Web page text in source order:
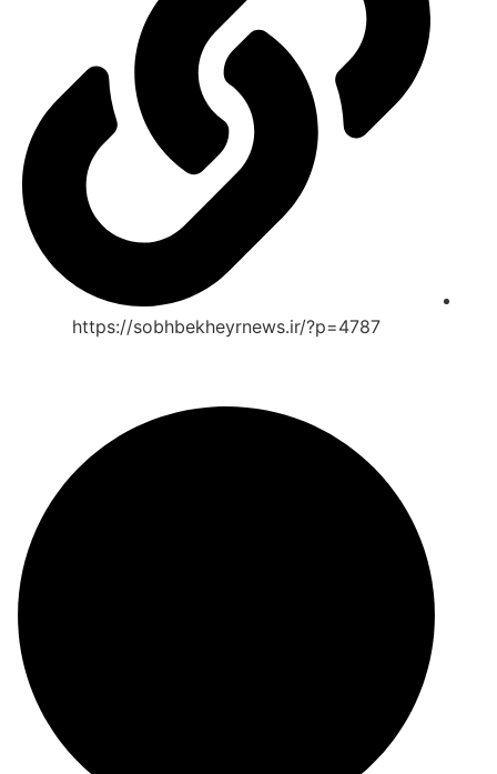
https://sobhbekheyrnews.ir/?p=4787